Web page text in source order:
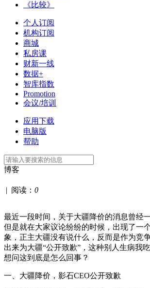
《比较》
个人订阅
机构订阅
商城
私房课
财新一线
数据+
智库指数
Promotion
会议/培训
应用下载
电脑版
帮助
博客
| 阅读： 0
最近一段时间，关于大疆降价的消息曾经
但是就在大家议论纷纷的时候，出现了一
象，正主大疆没有说什么，反而是作为竞
出来为大疆“公开致歉”，这种别人生病我
想问这到底是怎么回事？
一、大疆降价，影石CEO公开致歉